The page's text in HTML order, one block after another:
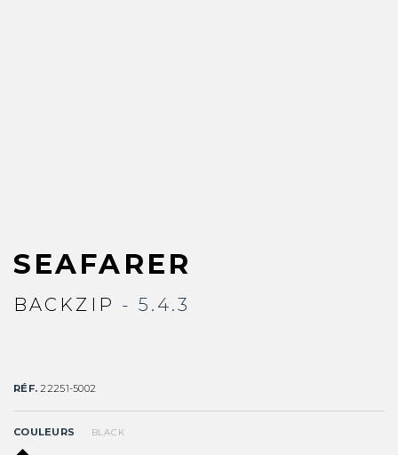
SEAFARER
BACKZIP - 5.4.3
RÉF. 22251-5002
COULEURS BLACK